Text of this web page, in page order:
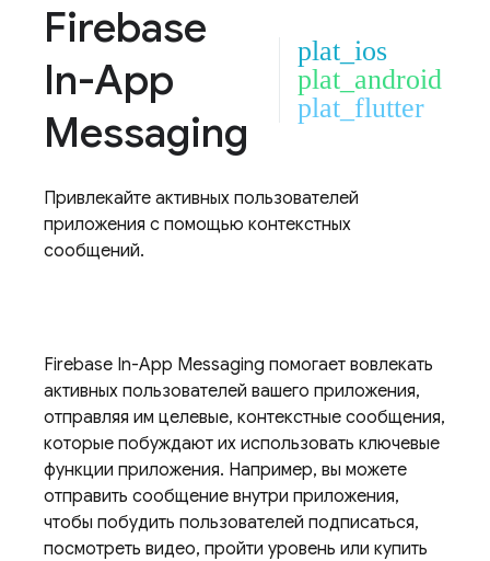
Firebase
In-App
Messaging
plat_ios
plat_android
plat_flutter
Привлекайте активных пользователей
приложения с помощью контекстных
сообщений.
Firebase In-App Messaging помогает вовлекать
активных пользователей вашего приложения,
отправляя им целевые, контекстные сообщения,
которые побуждают их использовать ключевые
функции приложения. Например, вы можете
отправить сообщение внутри приложения,
чтобы побудить пользователей подписаться,
посмотреть видео, пройти уровень или купить